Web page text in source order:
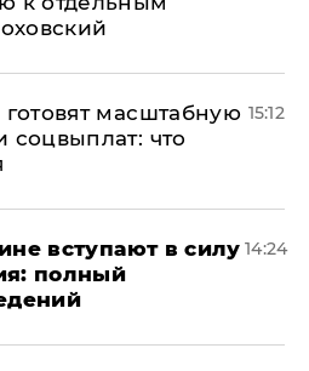
масштабную
что
15:12
вступают в силу
полный
14:24